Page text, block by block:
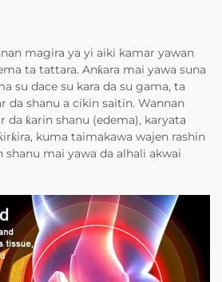
magira ya yi aiki kamar yawan
ta tattara. Anƙara mai yawa suna
su dace su kara da su gama, ta
da shanu a cikin saitin. Wannan
ƙarin shanu (edema), karyata
kuma taimakawa wajen rashin
mai yawa da alhali akwai